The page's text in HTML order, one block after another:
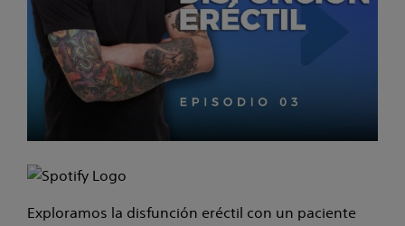
Exploramos la disfunción eréctil con un paciente